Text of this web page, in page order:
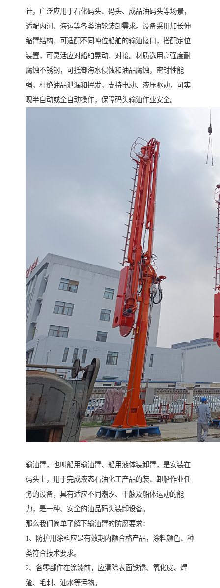
计，广泛应用于石化码头、码头、成品油码头等场景，
适配内河、海运等各类油轮装卸需求。设备采用加长伸
缩臂结构，可适配不同吨位船舶的输油接口，搭配定位
装置，可灵活应对船舶晃动，对接。材质选用高强度耐
腐蚀不锈钢，可抵御海水侵蚀和油品腐蚀，密封性能
强，杜绝油品泄漏和挥发，支持电动、液压驱动，可实
现半自动或全自动操作，保障码头输油作业安全。
输油臂，也叫船用输油臂、船用液体装卸臂，是安装在
码头上，用于完成液态石油化工产品的装、卸船作业任
务的设备，具有适应不同潮汐、干舷及船体运动的能
力，是一种、安全的油品码头装卸设备。
那么我们简单了解下输油臂的防腐要求：
1、防护用涂料应是有效期内额合格产品，涂料颜色、种
类符合技术要求。
2、各零部件在涂漆前，应清除表面铁锈、氧化皮、焊
渣、毛刺、油水等污物。